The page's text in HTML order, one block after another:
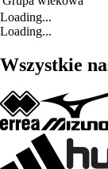
Loading...
Loading...
Wszystkie